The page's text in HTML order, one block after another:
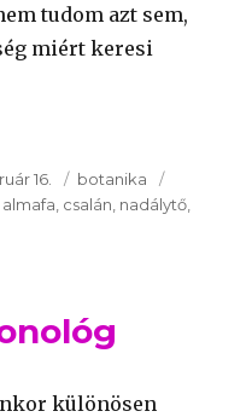
tudom azt sem,
miért keresi
16. Témakör
botanika
almafa csalán nadálytő
különösen